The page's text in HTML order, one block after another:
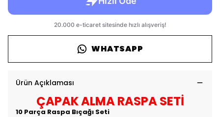
WHATSAPP
Ürün Açıklaması
ÇAPAK ALMA RASPA SETİ
10 Parça Raspa Bıçağı Seti